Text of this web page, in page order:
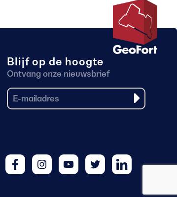
Blijf op de hoogte
Ontvang onze nieuwsbrief
FacebookInstagramYoutubeTwitterLinkedIn